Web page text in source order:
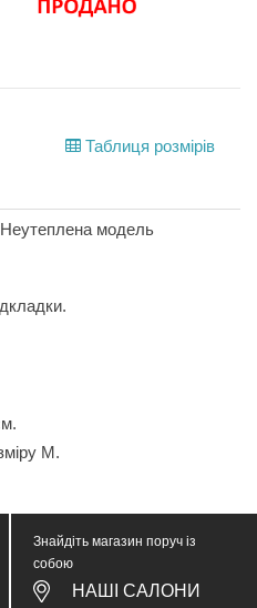
Таблиця розмірів
Неутеплена модель
М.
Знайдіть магазин поруч із
собою
НАШІ САЛОНИ